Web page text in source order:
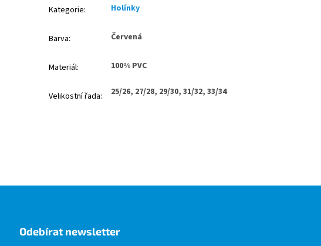
Kategorie: Holínky
Barva: Červená
Materiál: 100% PVC
Velikostní řada: 25/26, 27/28, 29/30, 31/32, 33/34
Odebírat newsletter